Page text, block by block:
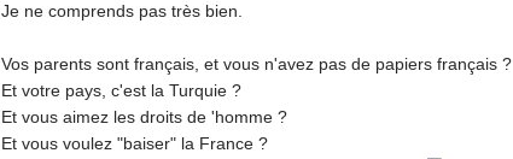
Je ne comprends pas très bien.
Vos parents sont français, et vous n'avez pas de papiers français ?
Et votre pays, c'est la Turquie ?
Et vous aimez les droits de 'homme ?
Et vous voulez "baiser" la France ?